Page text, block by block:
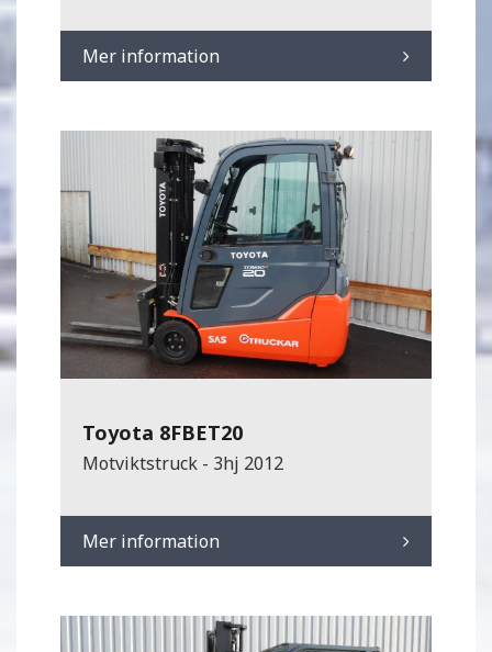
Mer information
Toyota 8FBET20
Motviktstruck - 3hj 2012
Mer information